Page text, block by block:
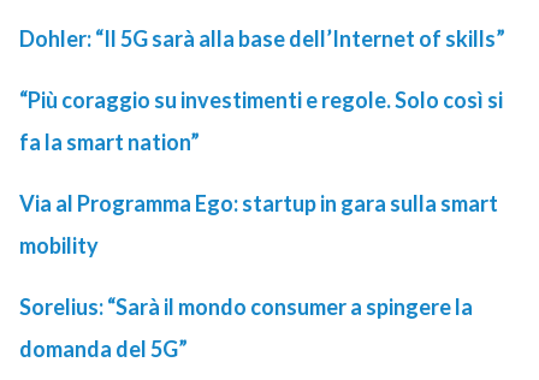
Dohler: “Il 5G sarà alla base dell’Internet of skills”
“Più coraggio su investimenti e regole. Solo così si
fa la smart nation”
Via al Programma Ego: startup in gara sulla smart
mobility
Sorelius: “Sarà il mondo consumer a spingere la
domanda del 5G”